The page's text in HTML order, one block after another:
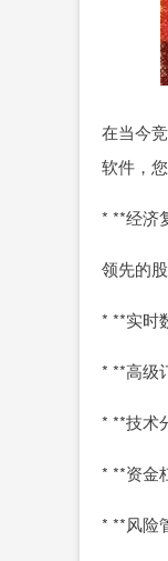
在当今
软件，
* **经济
领先的
* **实时
* **高级
* **技术
* **资金
* **风险